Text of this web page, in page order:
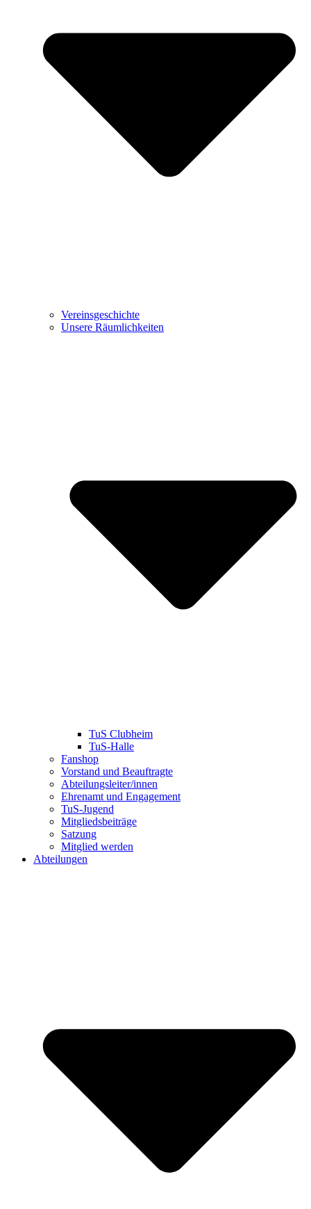
Vereinsgeschichte
Unsere Räumlichkeiten
TuS Clubheim
TuS-Halle
Fanshop
Vorstand und Beauftragte
Abteilungsleiter/innen
Ehrenamt und Engagement
TuS-Jugend
Mitgliedsbeiträge
Satzung
Mitglied werden
Abteilungen